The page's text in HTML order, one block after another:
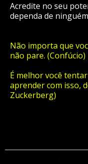
Acredite no seu
dependa de
Não importa que
não pare. (Confúcio)
É melhor você
aprender com isso,
Zuckerberg)